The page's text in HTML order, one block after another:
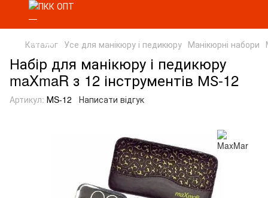
Каталог Усе для манікюру і педикюру Манікюрні набори
Набір для манікюру і педикюру
maXmaR з 12 інструментів МЅ-12
Артикул: МS-12 Написати відгук